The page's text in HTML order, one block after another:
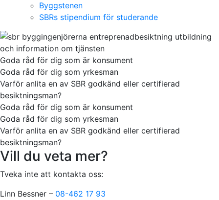
Byggstenen
SBRs stipendium för studerande
Goda råd för dig som är konsument
Goda råd för dig som yrkesman
Varför anlita en av SBR godkänd eller certifierad
besiktningsman?
Goda råd för dig som är konsument
Goda råd för dig som yrkesman
Varför anlita en av SBR godkänd eller certifierad
besiktningsman?
Vill du veta mer?
Tveka inte att kontakta oss:
Linn Bessner – 08-462 17 93